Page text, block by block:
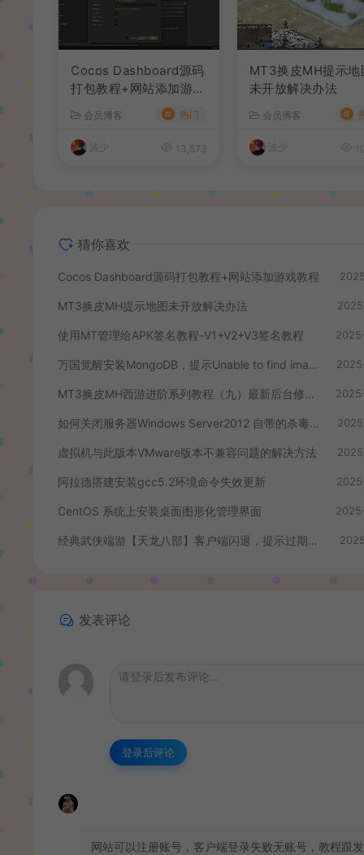
Cocos Dashboard源码
打包教程+网站添加游戏
会员博客 # 热门
波少 13,573
MT3换皮MH提示地
未开放解决办法
会员博客 #
波少
猜你喜欢
Cocos Dashboard源码打包教程+网站添加游戏教程
MT3换皮MH提示地图未开放解决办法
使用MT管理给APK签名教程-V1+V2+V3签名教程
万国觉醒安装MongoDB，提示Unable to find image ‘mongo:3.6’、docker拉取镜像失败解决办法
MT3换皮MH西游进阶系列教程（九）最新后台修改教程+数据库密码修改+配置源码PC模拟器+客户端后台跳转修改+同步物品ID+后台支付跳转修改+后台商场物品添加与修改
如何关闭服务器Windows Server2012 自带的杀毒程序
虚拟机与此版本VMware版本不兼容问题的解决方法
阿拉德搭建安装gcc5.2环境命令失效更新
CentOS 系统上安装桌面图形化管理界面
经典武侠端游【天龙八部】客户端闪退，提示过期等修复插件
发表评论
登录后评论
网站可以注册账号，客户端登录失败无账号，教程跟